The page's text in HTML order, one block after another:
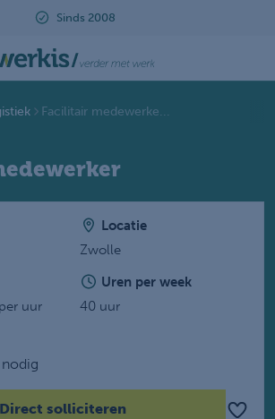
Sinds 2008
Facilitair medewerke...
Locatie
Zwolle
uur
Uren per week
40 uur
Direct solliciteren